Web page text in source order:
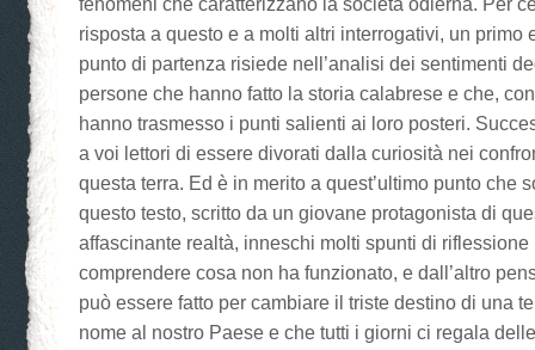
fenomeni che caratterizzano la società odierna. Per
risposta a questo e a molti altri interrogativi, un primo
punto di partenza risiede nell’analisi dei sentimenti
persone che hanno fatto la storia calabrese e che,
hanno trasmesso i punti salienti ai loro posteri.
a voi lettori di essere divorati dalla curiosità nei
questa terra. Ed è in merito a quest’ultimo punto che
questo testo, scritto da un giovane protagonista di
affascinante realtà, inneschi molti spunti di riflessione
comprendere cosa non ha funzionato, e dall’altro
può essere fatto per cambiare il triste destino di una
nome al nostro Paese e che tutti i giorni ci regala